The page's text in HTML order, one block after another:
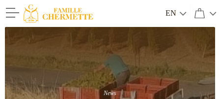
Famille Chermette
EN
News